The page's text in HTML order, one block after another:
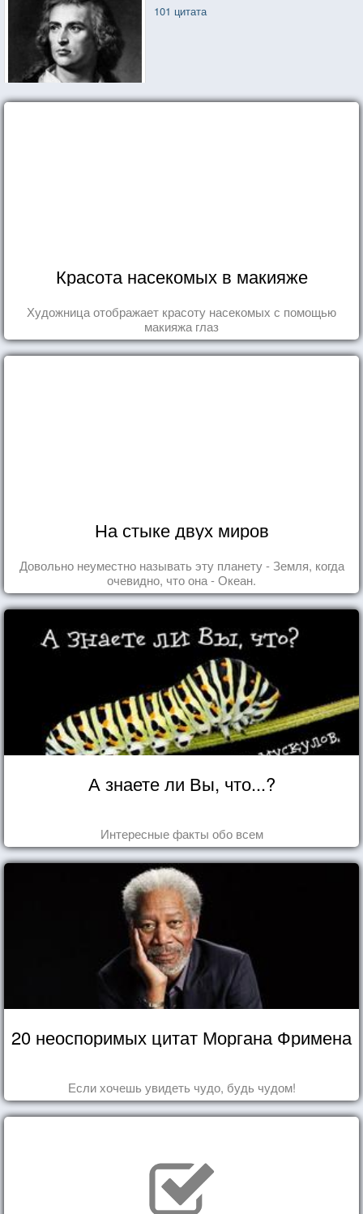
101 цитата
Красота насекомых в макияже
Художница отображает красоту насекомых с помощью
макияжа глаз
На стыке двух миров
Довольно неуместно называть эту планету - Земля, когда
очевидно, что она - Океан.
А знаете ли Вы, что...?
Интересные факты обо всем
20 неоспоримых цитат Моргана Фримена
Если хочешь увидеть чудо, будь чудом!